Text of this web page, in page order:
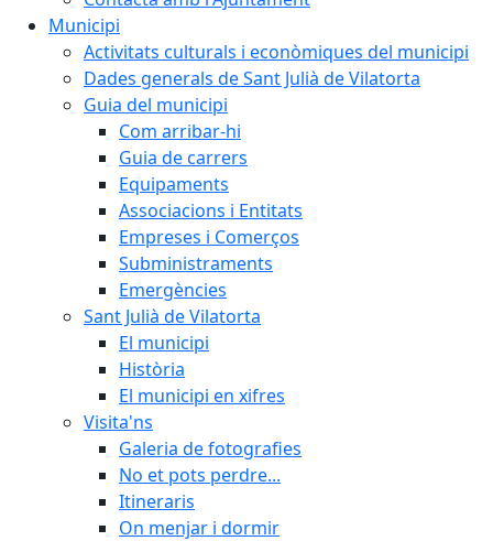
Municipi
Activitats culturals i econòmiques del municipi
Dades generals de Sant Julià de Vilatorta
Guia del municipi
Com arribar-hi
Guia de carrers
Equipaments
Associacions i Entitats
Empreses i Comerços
Subministraments
Emergències
Sant Julià de Vilatorta
El municipi
Història
El municipi en xifres
Visita'ns
Galeria de fotografies
No et pots perdre...
Itineraris
On menjar i dormir